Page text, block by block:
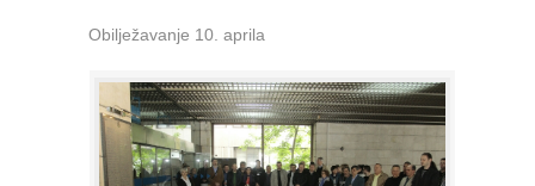
Obilježavanje 10. aprila